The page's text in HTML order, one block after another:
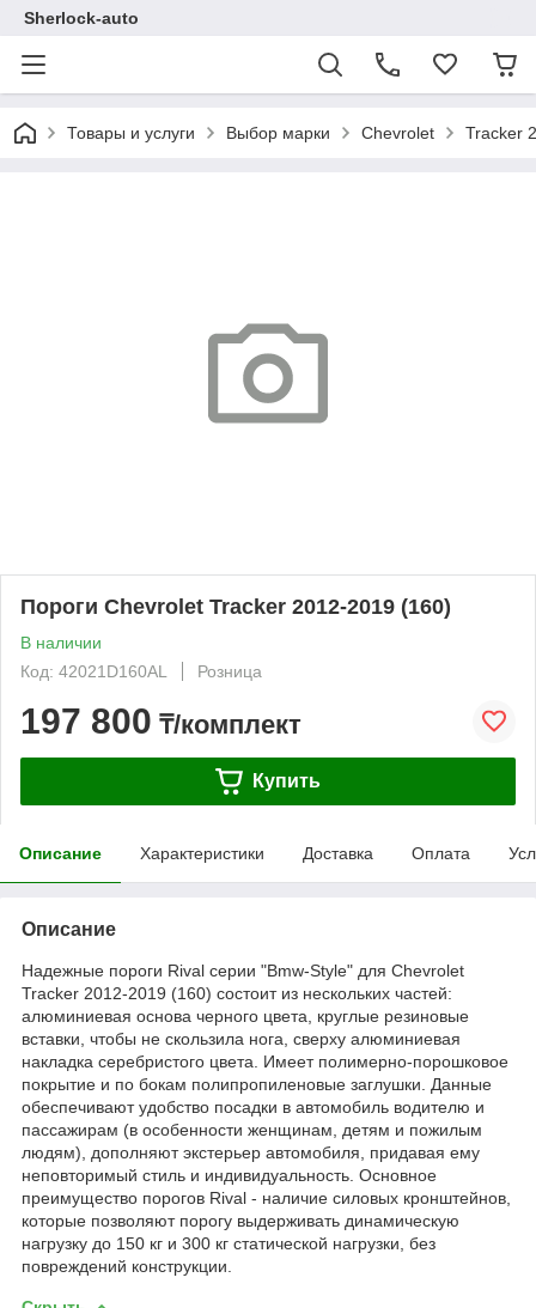
Sherlock-auto
Товары и услуги Выбор марки Chevrolet Tracker
Пороги Chevrolet Tracker 2012-2019 (160)
В наличии
Код: 42021D160AL
Розница
197 800 ₸/комплект
Купить
Описание Характеристики Доставка Оплата
Описание
Надежные пороги Rival серии "Bmw-Style" для Chevrolet
Tracker 2012-2019 (160) состоит из нескольких частей:
алюминиевая основа черного цвета, круглые резиновые
вставки, чтобы не скользила нога, сверху алюминиевая
накладка серебристого цвета. Имеет полимерно-порошковое
покрытие и по бокам полипропиленовые заглушки. Данные
обеспечивают удобство посадки в автомобиль водителю и
пассажирам (в особенности женщинам, детям и пожилым
людям), дополняют экстерьер автомобиля, придавая ему
неповторимый стиль и индивидуальность. Основное
преимущество порогов Rival - наличие силовых кронштейнов,
которые позволяют порогу выдерживать динамическую
нагрузку до 150 кг и 300 кг статической нагрузки, без
повреждений конструкции.